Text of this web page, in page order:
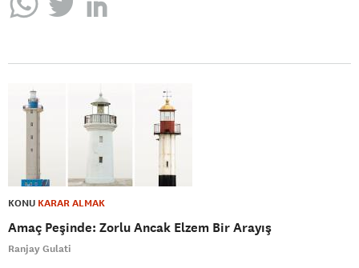
KONU KARAR ALMAK
Amaç Peşinde: Zorlu Ancak Elzem Bir Arayış
Ranjay Gulati